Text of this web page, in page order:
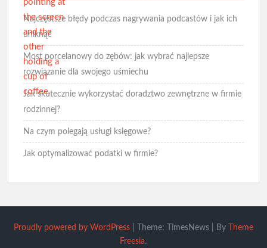
Najczęstsze błędy podczas nagrywania podcastów i jak ich
uniknąć
Most porcelanowy do zębów: jak wybrać najlepsze
rozwiązanie dla swojego uśmiechu
Jak skutecznie wykorzystać doradztwo zewnętrzne w firmie
rodzinnej?
Na czym polegają usługi księgowe?
Jak optymalizować podatki w firmie?
Proudly powered by WordPress Theme: TimesNews By
Theme
Freesia.